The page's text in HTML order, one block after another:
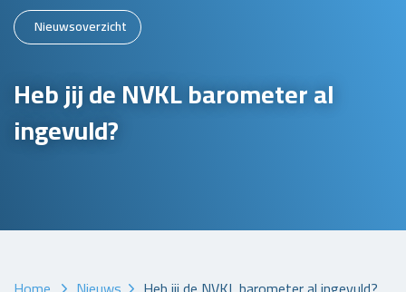
Nieuwsoverzicht
Heb jij de NVKL barometer al
ingevuld?